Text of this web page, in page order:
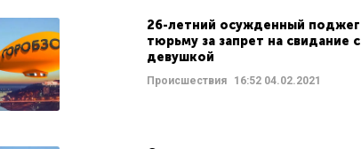
26-летний осужденный поджег
тюрьму за запрет на свидание с
девушкой
Происшествия 16:5204.02.2021